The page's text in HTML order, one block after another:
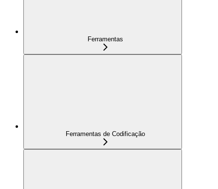
Ferramentas
Ferramentas de Codificação